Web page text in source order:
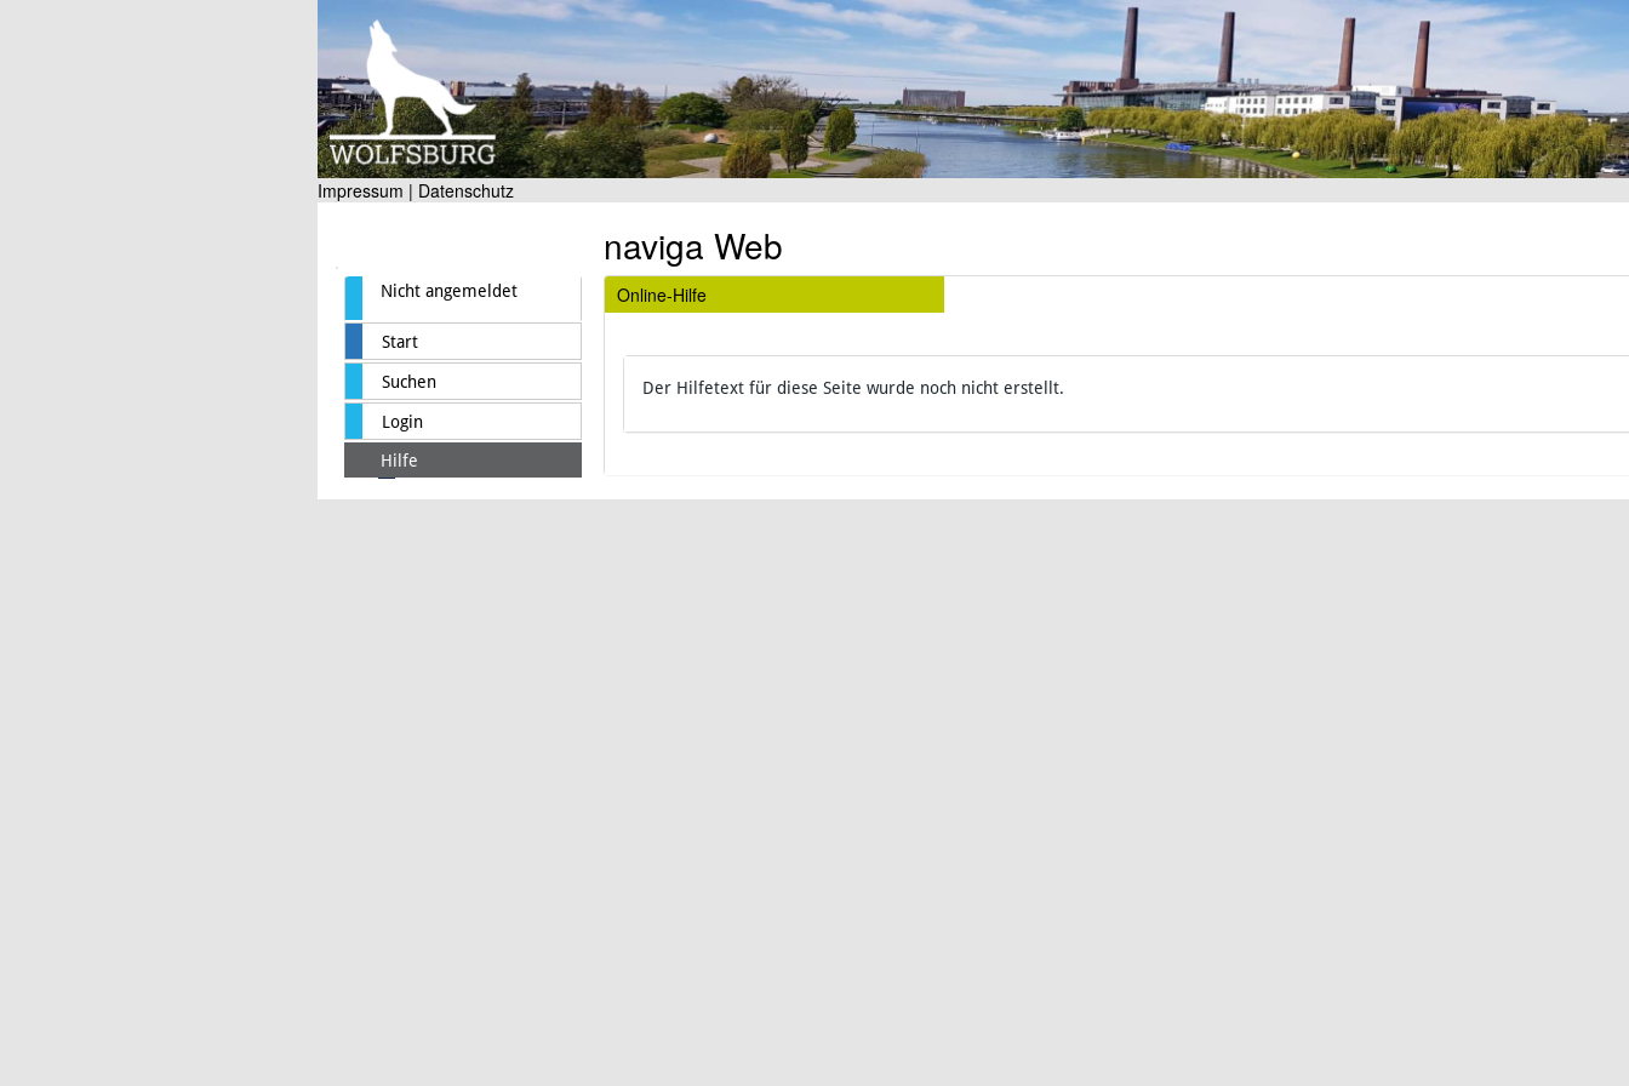
Impressum | Datenschutz
Nicht angemeldet
Start
Suchen
Login
Hilfe
naviga Web
Online-Hilfe
Der Hilfetext für diese Seite wurde noch nicht erstellt.